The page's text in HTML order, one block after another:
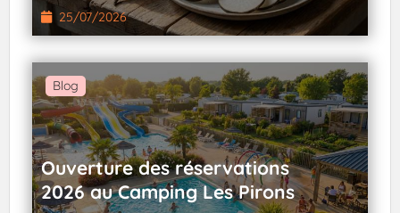
25/07/2026
Blog
Ouverture des réservations
2026 au Camping Les Pirons